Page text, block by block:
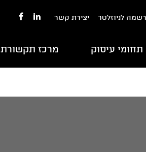
לניוזלטר יצירת קשר
תחומי עיסוק מרכז תקשורת